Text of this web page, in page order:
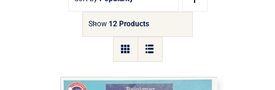
Show 12 Products